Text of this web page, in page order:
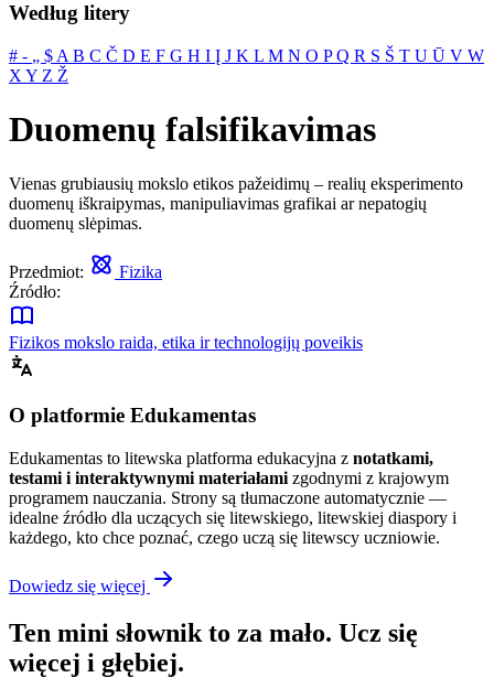
Według litery
# ‐ „ $ A B C Č D E F G H I Į J K L M N O PQ R S Š T U Ū V W
X Y Z Ž
Duomenų falsifikavimas
Vienas grubiausių mokslo etikos pažeidimų – realių eksperimento
duomenų iškraipymas, manipuliavimas grafikai ar nepatogių
duomenų slėpimas.
Przedmiot:
Fizika
Źródło:
Fizikos mokslo raida, etika ir technologijų poveikis
O platformie Edukamentas
Edukamentas to litewska platforma edukacyjna z notatkami,
testami i interaktywnymi materiałami zgodnymi z krajowym
programem nauczania. Strony są tłumaczone automatycznie —
idealne źródło dla uczących się litewskiego, litewskiej diaspory i
każdego, kto chce poznać, czego uczą się litewscy uczniowie.
Dowiedz się więcej
Ten mini słownik to za mało. Ucz się
więcej i głębiej.